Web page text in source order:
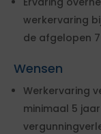
werkervaring
de afgelopen
Wensen
Werkervaring
minimaal 5